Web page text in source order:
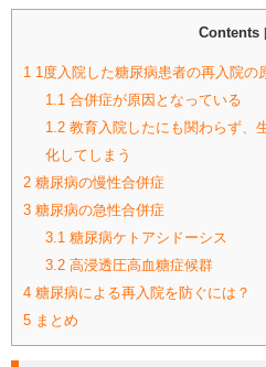
Contents
1 1度入院した糖尿病患者の再入院の
1.1合併症が原因となっている
1.2教育入院したにも関わらず、
化してしまう
2 糖尿病の慢性合併症
3 糖尿病の急性合併症
3.1糖尿病ケトアシドーシス
3.2高浸透圧高血糖症候群
4 糖尿病による再入院を防ぐには？
5 まとめ